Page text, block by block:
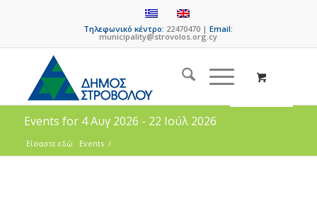
Τηλεφωνικό κέντρο: 22470470 |Email:
municipality@strovolos.org.cy
Events for 4 Αυγ 2026 - 22 Ιούλ 2026
Είσαστε εδώ: Events /